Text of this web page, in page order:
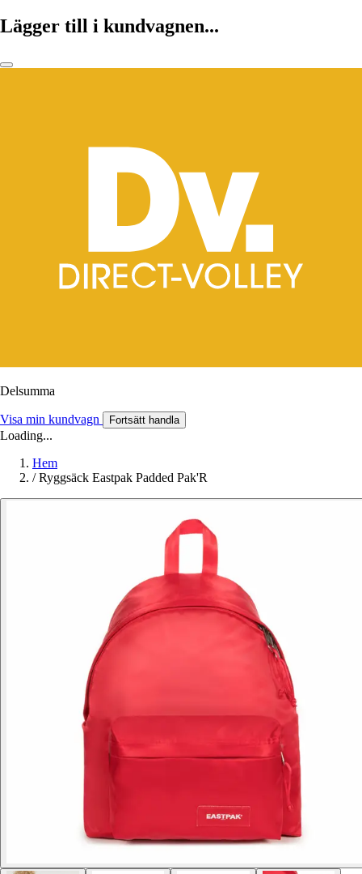
Lägger till i kundvagnen...
Delsumma
Visa min kundvagn Fortsätt handla
Loading...
Hem
/ Ryggsäck Eastpak Padded Pak'R